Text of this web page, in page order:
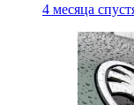
4 месяца